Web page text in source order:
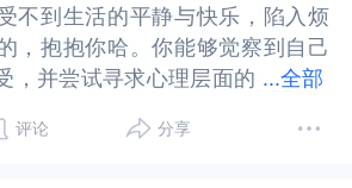
...全部
不到生活的平静与快乐，陷入烦
，抱抱你哈。你能够觉察到自己
，并尝试寻求心理层面的
烦躁是负性的，但这种烦躁的感
不到生活的平静与快乐，陷入烦
，抱抱你哈。你能够觉察到自己
，并尝试寻求心理层面的帮助与
负性的，但这种烦躁的感受，也
评论 分享